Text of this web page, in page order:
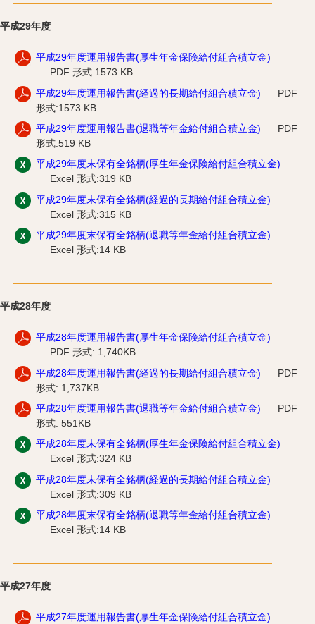
平成29年度
平成29年度運用報告書(厚生年金保険給付組合積立金)
PDF 形式:1573 KB
平成29年度運用報告書(経過的長期給付組合積立金)
PDF
形式:1573 KB
平成29年度運用報告書(退職等年金給付組合積立金)
PDF
形式:519 KB
平成29年度末保有全銘柄(厚生年金保険給付組合積立金)
Excel 形式:319 KB
平成29年度末保有全銘柄(経過的長期給付組合積立金)
Excel 形式:315 KB
平成29年度末保有全銘柄(退職等年金給付組合積立金)
Excel 形式:14 KB
平成28年度
平成28年度運用報告書(厚生年金保険給付組合積立金)
PDF 形式: 1,740KB
平成28年度運用報告書(経過的長期給付組合積立金)
PDF
形式: 1,737KB
平成28年度運用報告書(退職等年金給付組合積立金)
PDF
形式: 551KB
平成28年度末保有全銘柄(厚生年金保険給付組合積立金)
Excel 形式:324 KB
平成28年度末保有全銘柄(経過的長期給付組合積立金)
Excel 形式:309 KB
平成28年度末保有全銘柄(退職等年金給付組合積立金)
Excel 形式:14 KB
平成27年度
平成27年度運用報告書(厚生年金保険給付組合積立金)